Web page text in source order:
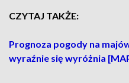
CZYTAJ TAKŻE:
Prognoza pogody na
wyraźnie się wyróżnia